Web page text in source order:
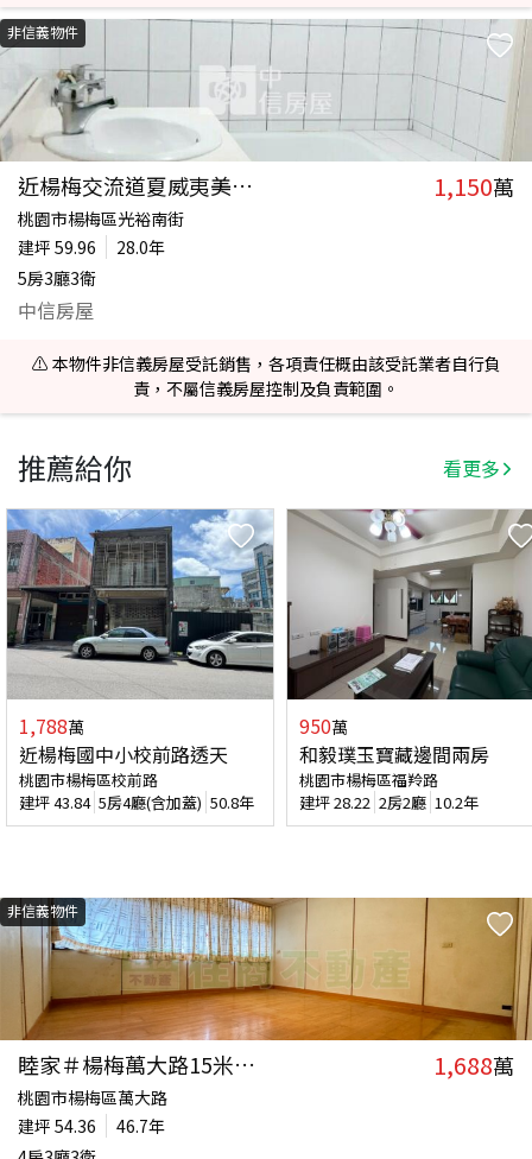
非信義物件
近楊梅交流道夏威夷美別墅 1,150萬
桃園市楊梅區光裕南街
建坪 59.96
28.0年
5房3廳3衛
中信房屋
⚠️ 本物件非信義房屋受託銷售，各項責任概由該受託業者自行負
責，不屬信義房屋控制及負責範圍。
推薦給你 看更多
1,788萬
近楊梅國中小校前路透天
桃園市楊梅區校前路
建坪43.84 5房4廳(含加蓋) 50.8年
950萬
和毅璞玉寶藏邊間兩房
桃園市楊梅區福羚路
建坪28.22 2房2廳 10.2年
非信義物件
睦家＃楊梅萬大路15米燙金透店 1,688萬
桃園市楊梅區萬大路
建坪 54.36
46.7年